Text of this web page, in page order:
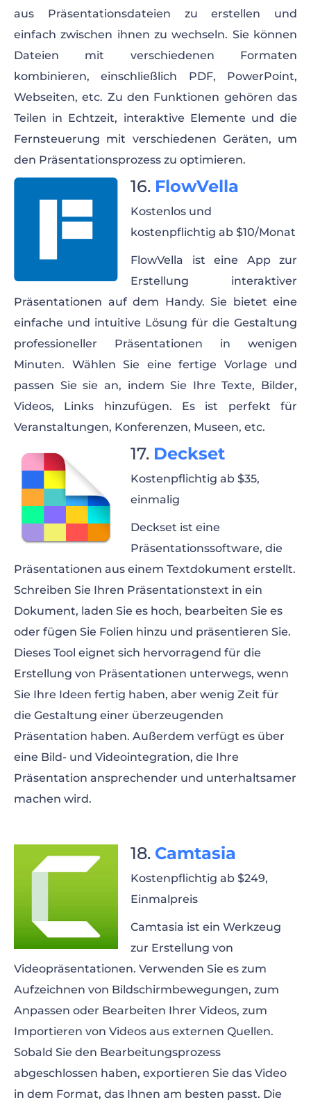
aus Präsentationsdateien zu erstellen und
einfach zwischen ihnen zu wechseln. Sie können
Dateien mit verschiedenen Formaten
kombinieren, einschließlich PDF, PowerPoint,
Webseiten, etc. Zu den Funktionen gehören das
Teilen in Echtzeit, interaktive Elemente und die
Fernsteuerung mit verschiedenen Geräten, um
den Präsentationsprozess zu optimieren.
FlowVella
Kostenlos und
kostenpflichtig ab $10/Monat
FlowVella ist eine App zur
Erstellung interaktiver
Präsentationen auf dem Handy. Sie bietet eine
einfache und intuitive Lösung für die Gestaltung
professioneller Präsentationen in wenigen
Minuten. Wählen Sie eine fertige Vorlage und
passen Sie sie an, indem Sie Ihre Texte, Bilder,
Videos, Links hinzufügen. Es ist perfekt für
Veranstaltungen, Konferenzen, Museen, etc.
Deckset
Kostenpflichtig ab $35,
einmalig
Deckset ist eine
Präsentationssoftware, die
Präsentationen aus einem Textdokument erstellt.
Schreiben Sie Ihren Präsentationstext in ein
Dokument, laden Sie es hoch, bearbeiten Sie es
oder fügen Sie Folien hinzu und präsentieren Sie.
Dieses Tool eignet sich hervorragend für die
Erstellung von Präsentationen unterwegs, wenn
Sie Ihre Ideen fertig haben, aber wenig Zeit für
die Gestaltung einer überzeugenden
Präsentation haben. Außerdem verfügt es über
eine Bild- und Videointegration, die Ihre
Präsentation ansprechender und unterhaltsamer
machen wird.
Camtasia
Kostenpflichtig ab $249,
Einmalpreis
Camtasia ist ein Werkzeug
zur Erstellung von
Videopräsentationen. Verwenden Sie es zum
Aufzeichnen von Bildschirmbewegungen, zum
Anpassen oder Bearbeiten Ihrer Videos, zum
Importieren von Videos aus externen Quellen.
Sobald Sie den Bearbeitungsprozess
abgeschlossen haben, exportieren Sie das Video
in dem Format, das Ihnen am besten passt. Die